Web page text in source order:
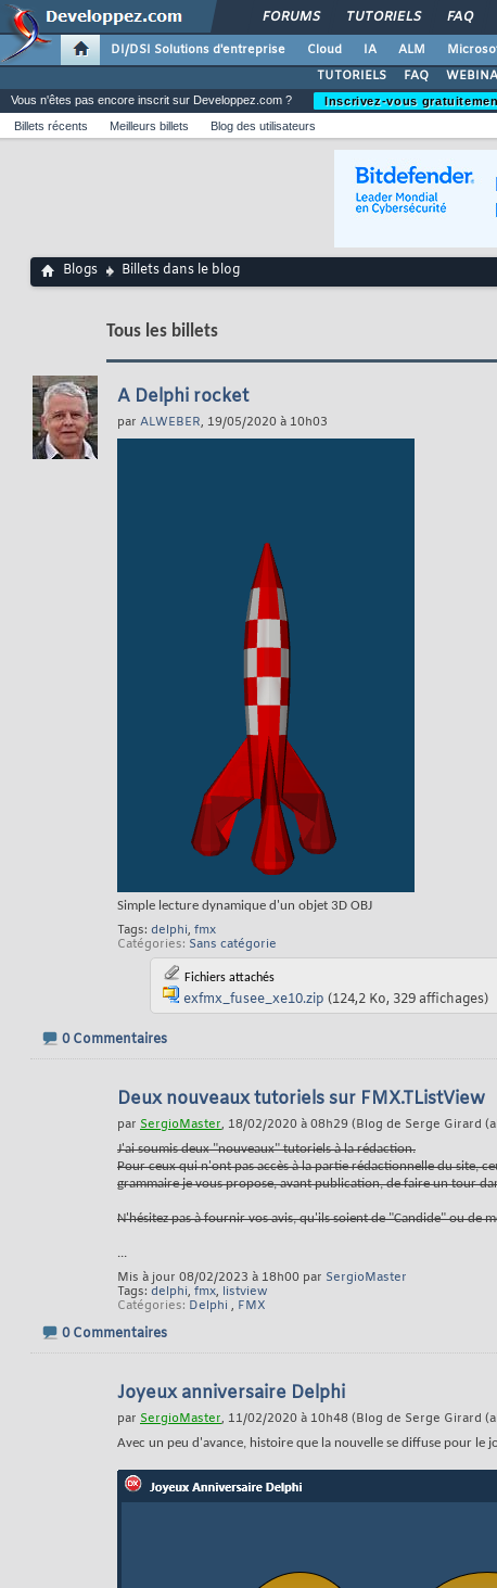
FORUMS TUTORIELS FAQ
DI/DSI Solutions d'entreprise Cloud IA ALM
TUTORIELS
FAQ
Vous n'êtes pas encore inscrit sur Developpez.com ?
Inscrivez-vous
Billets récents
Meilleurs billets Blog des utilisateurs
Blogs Billets dans le blog
Tous les billets
A Delphi rocket
par ALWEBER, 19/05/2020 à 10h03
Simple lecture dynamique d'un objet 3D OBJ
Tags: delphi, fmx
Catégories Sans catégorie
Fichiers attachés
exfmx_fusee_xe10.zip (124,2 Ko, 329 affichages)
0 Commentaires
Deux nouveaux tutoriels sur FMX.TListView
par SergioMaster, 18/02/2020 à 08h29 (Blog de Serge Girard
J'ai soumis deux "nouveaux" tutoriels à la rédaction.
Pour ceux qui n'ont pas accès à la partie rédactionnelle du site,
grammaire je vous propose, avant publication, de faire un tour
N'hésitez pas à fournir vos avis, qu'ils soient de "Candide" ou de
...
Mis à jour 08/02/2023 à 18h00 par SergioMaster
Tags: delphi, fmx, listview
Catégories Delphi , FMX
0 Commentaires
Joyeux anniversaire Delphi
par SergioMaster, 11/02/2020 à 10h48 (Blog de Serge Girard
Avec un peu d'avance, histoire que la nouvelle se diffuse pour le